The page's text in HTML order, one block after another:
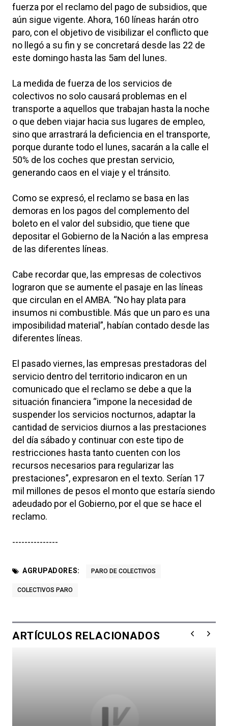
fuerza por el reclamo del pago de subsidios, que
aún sigue vigente. Ahora, 160 líneas harán otro
paro, con el objetivo de visibilizar el conflicto que
no llegó a su fin y se concretará desde las 22 de
este domingo hasta las 5am del lunes.
La medida de fuerza de los servicios de
colectivos no solo causará problemas en el
transporte a aquellos que trabajan hasta la noche
o que deben viajar hacia sus lugares de empleo,
sino que arrastrará la deficiencia en el transporte,
porque durante todo el lunes, sacarán a la calle el
50% de los coches que prestan servicio,
generando caos en el viaje y el tránsito.
Como se expresó, el reclamo se basa en las
demoras en los pagos del complemento del
boleto en el valor del subsidio, que tiene que
depositar el Gobierno de la Nación a las empresa
de las diferentes líneas.
Cabe recordar que, las empresas de colectivos
lograron que se aumente el pasaje en las líneas
que circulan en el AMBA. “No hay plata para
insumos ni combustible. Más que un paro es una
imposibilidad material”, habían contado desde las
diferentes líneas.
El pasado viernes, las empresas prestadoras del
servicio dentro del territorio indicaron en un
comunicado que el reclamo se debe a que la
situación financiera “impone la necesidad de
suspender los servicios nocturnos, adaptar la
cantidad de servicios diurnos a las prestaciones
del día sábado y continuar con este tipo de
restricciones hasta tanto cuenten con los
recursos necesarios para regularizar las
prestaciones”, expresaron en el texto. Serían 17
mil millones de pesos el monto que estaría siendo
adeudado por el Gobierno, por el que se hace el
reclamo.
---------------
AGRUPADORES: PARO DE COLECTIVOS
COLECTIVOS PARO
ARTÍCULOS RELACIONADOS